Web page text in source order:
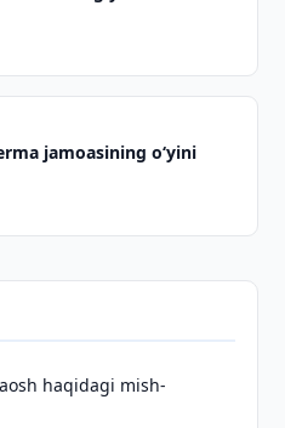
jamoasining o‘yini
haqidagi mish-